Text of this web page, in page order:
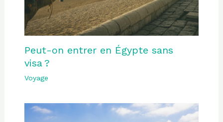
Peut-on entrer en Égypte sans
visa ?
Voyage